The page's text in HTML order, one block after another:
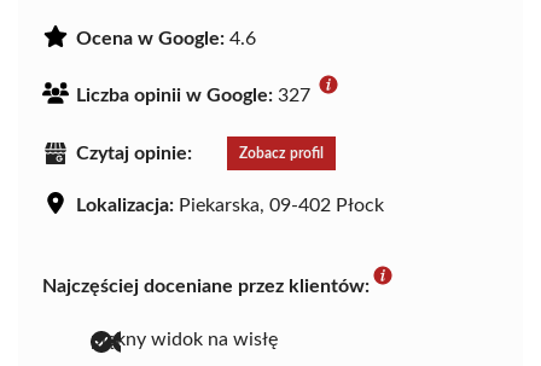
Ocena w Google: 4.6
Liczba opinii w Google: 327
Czytaj opinie: Zobacz profil
Lokalizacja: Piekarska, 09-402 Płock
Najczęściej doceniane przez klientów:
piękny widok na wisłę